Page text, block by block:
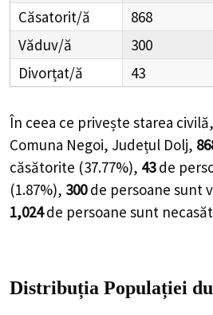
Căsatorit/ă
868
Văduv/ă
300
Divorțat/ă
43
În ceea ce privește starea
Comuna Negoi, Județul Dolj,
căsătorite (37.77%), 43 de
(1.87%), 300 de persoane sunt
1,024 de persoane sunt
Distribuția Populației